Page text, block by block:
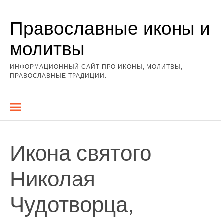
содержимому
Православные иконы и
молитвы
ИНФОРМАЦИОННЫЙ САЙТ ПРО ИКОНЫ, МОЛИТВЫ,
ПРАВОСЛАВНЫЕ ТРАДИЦИИ.
Икона святого
Николая
Чудотворца,